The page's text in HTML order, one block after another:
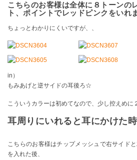
こちらのお客様は全体に８トーンの
ト、ポイントでレッドピンクをいれ
ちょっとわかりにくいですが、、
in）
もみあげと逆サイドの耳後ろ☆
こういうカラーは初めてなので、少し控えめ
耳周りにいれると耳にかけた
こちらのお客様はチップメッシュで右サイド
を入れた後、